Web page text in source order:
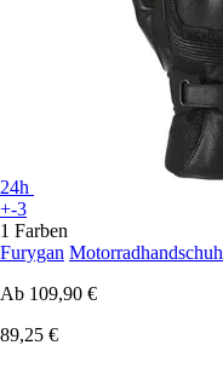
24h
+-3
1 Farben
Furygan
Ab 109,90 €
89,25 €